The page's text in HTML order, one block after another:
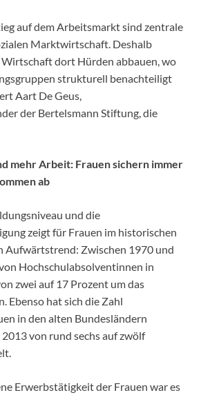
auf dem Arbeitsmarkt sind zentrale
Marktwirtschaft. Deshalb
dort Hürden abbauen, wo
strukturell benachteiligt
Aart De Geus,
der Bertelsmann Stiftung, die
mehr Arbeit: Frauen sichern immer
ab
und die
zeigt für Frauen im historischen
Aufwärtstrend: Zwischen 1970 und
Hochschulabsolventinnen in
zwei auf 17 Prozent um das
Ebenso hat sich die Zahl
in den alten Bundesländern
von rund sechs auf zwölf
Erwerbstätigkeit der Frauen war es